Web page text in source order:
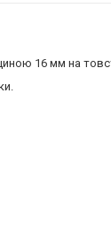
16 мм на